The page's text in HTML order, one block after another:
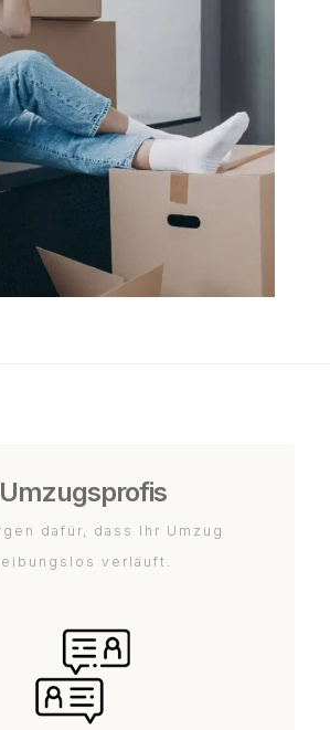
Umzugsprofis
dafür, dass Ihr Umzug
verläuft.